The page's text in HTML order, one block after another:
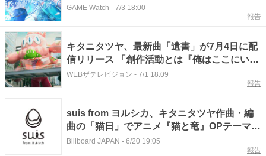
タツヤ氏の「青のすみか」を熱唱
GAME Watch - 7/3 18:00
報告
キタニタツヤ、最新曲「遺書」が7月4日に配
信リリース 「創作活動とは『俺はここにいる
ぞ(いたぞ)』という絶叫だ」
WEBザテレビジョン - 7/1 18:09
報告
suis from ヨルシカ、キタニタツヤ作曲・編
曲の「猫日」でアニメ『猫と竜』OPテーマを
担当
Billboard JAPAN - 6/20 19:05
報告